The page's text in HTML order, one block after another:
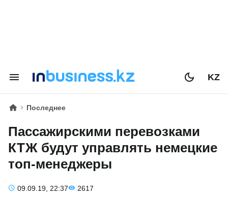
KZ
Последнее
Пассажирскими перевозками
КТЖ будут управлять немецкие
топ-менеджеры
09.09.19, 22:37 2617